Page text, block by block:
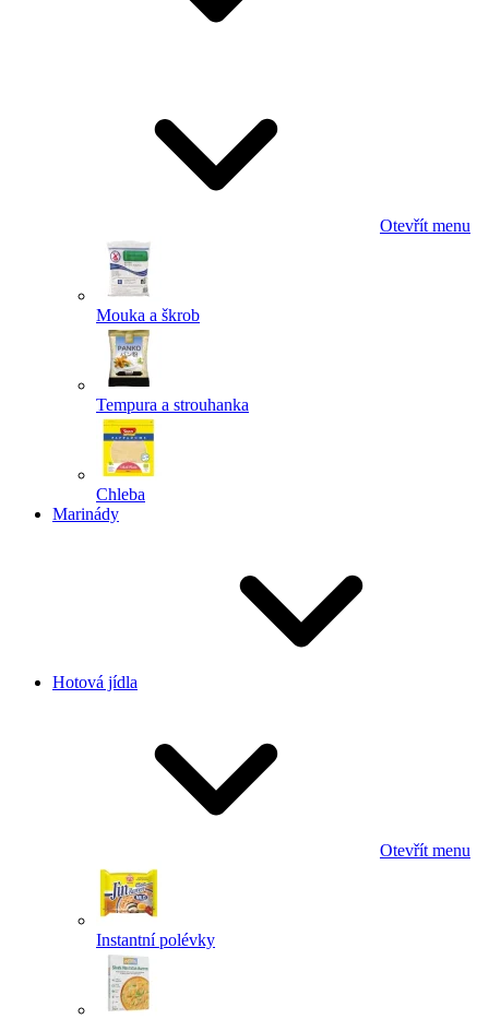
Otevřít menu
Mouka a škrob
Tempura a strouhanka
Chleba
Marinády
Hotová jídla
Otevřít menu
Instantní polévky
Powered by chaterimo